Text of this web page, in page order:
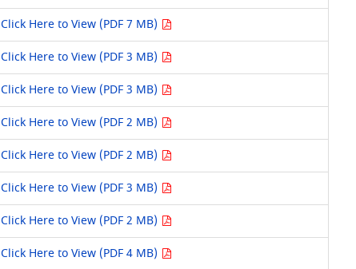
Click Here to View (PDF 7 MB)
Click Here to View (PDF 3 MB)
Click Here to View (PDF 3 MB)
Click Here to View (PDF 2 MB)
Click Here to View (PDF 2 MB)
Click Here to View (PDF 3 MB)
Click Here to View (PDF 2 MB)
Click Here to View (PDF 4 MB)